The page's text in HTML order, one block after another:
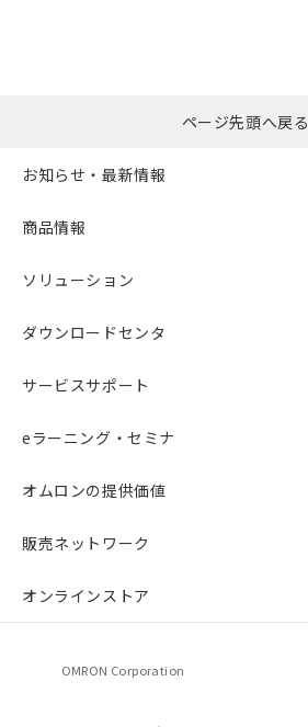
ページ先頭へ戻る
お知らせ・最新情報
商品情報
ソリューション
ダウンロードセンタ
サービスサポート
eラーニング・セミナ
オムロンの提供価値
販売ネットワーク
オンラインストア
OMRON Corporation